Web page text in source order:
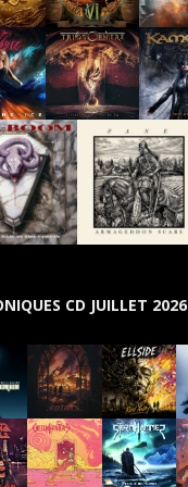
CD JUILLET 2026